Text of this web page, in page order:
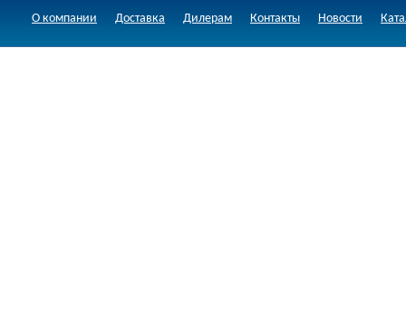
О компании Доставка Дилерам Контакты Новости